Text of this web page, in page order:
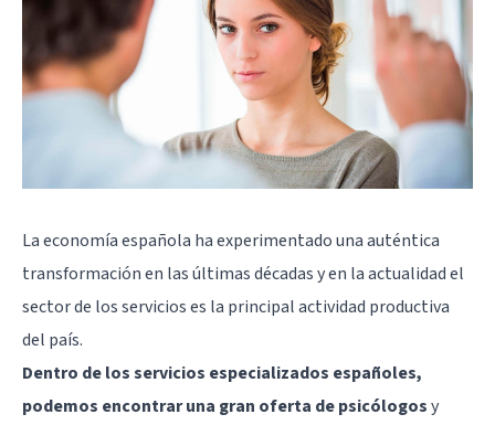
La economía española ha experimentado una auténtica
transformación en las últimas décadas y en la actualidad el
sector de los servicios es la principal actividad productiva
del país.
Dentro de los servicios especializados españoles,
podemos encontrar una gran oferta de psicólogosy